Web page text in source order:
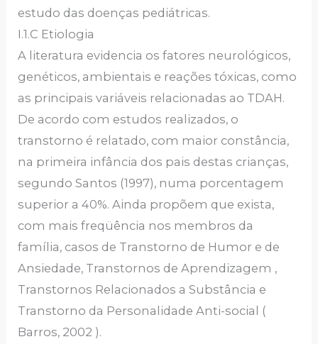
estudo das doenças pediátricas.
I.1.C Etiologia
A literatura evidencia os fatores neurológicos,
genéticos, ambientais e reações tóxicas, como
as principais variáveis relacionadas ao TDAH.
De acordo com estudos realizados, o
transtorno é relatado, com maior constância,
na primeira infância dos pais destas crianças,
segundo Santos (1997), numa porcentagem
superior a 40%. Ainda propõem que exista,
com mais freqüência nos membros da
família, casos de Transtorno de Humor e de
Ansiedade, Transtornos de Aprendizagem ,
Transtornos Relacionados a Substância e
Transtorno da Personalidade Anti-social (
Barros, 2002 ).